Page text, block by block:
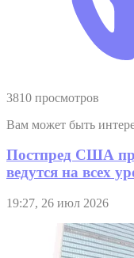
3810 просмотров
Вам может быть
Постпред США
ведутся на всех
19:27, 26 июл 2026